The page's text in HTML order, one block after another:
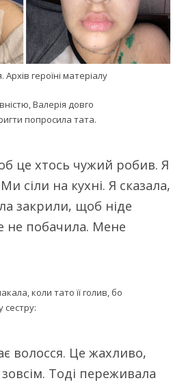
Архів героїні матеріалу
Валерія довго
попросила тата.
це хтось чужий робив. Я
сіли на кухні. Я сказала,
закрили, щоб ніде
не побачила. Мене
коли тато її голив, бо
волосся. Це жахливо,
Тоді переживала